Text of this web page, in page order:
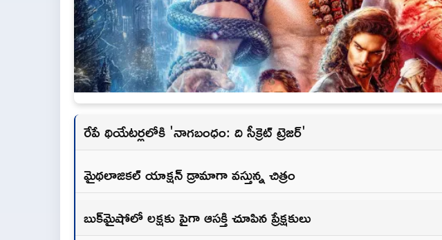
రేపే థియేటర్లలోకి 'నాగబంధం: ది సీక్రెట్ ట్రెజర్'
మైథలాజికల్ యాక్షన్ డ్రామాగా వస్తున్న చిత్రం
బుక్‌మైషోలో లక్షకు పైగా ఆసక్తి చూపిన ప్రేక్షకులు